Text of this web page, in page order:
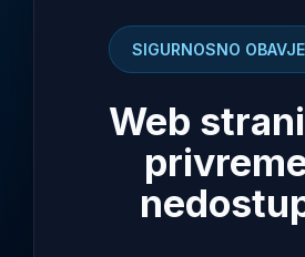
SIGURNOSNO
Web